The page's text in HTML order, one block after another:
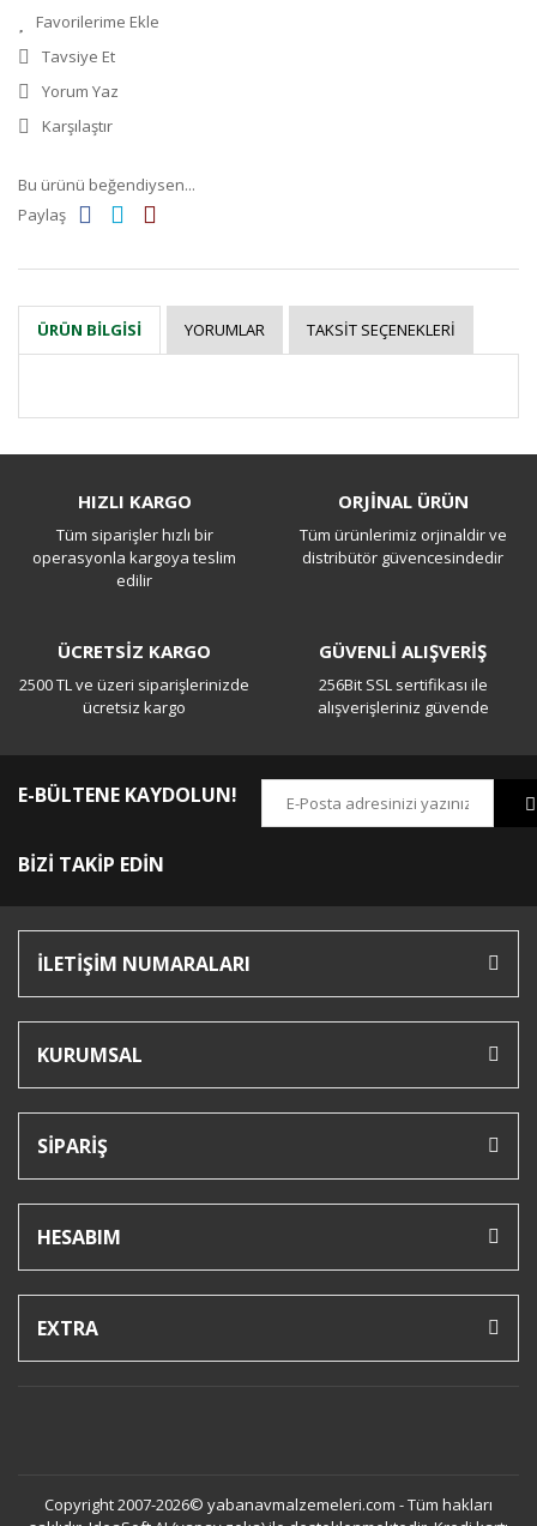
Tavsiye Et
Yorum Yaz
Karşılaştır
Bu ürünü beğendiysen...
Paylaş
ÜRÜN BILGISI YORUMLAR TAKSIT SEÇENEKLERI
Yorum Yaz
HIZLI KARGO
Tüm siparişler hızlı bir
operasyonla kargoya teslim
edilir
ORJİNAL ÜRÜN
Tüm ürünlerimiz orjinaldir ve
distribütör güvencesindedir
ÜCRETSİZ KARGO
2500 TL ve üzeri siparişlerinizde
ücretsiz kargo
GÜVENLİ ALIŞVERİŞ
256Bit SSL sertifikası ile
alışverişleriniz güvende
E-BÜLTENE KAYDOLUN!
BİZİ TAKİP EDİN
İLETİŞİM NUMARALARI
KURUMSAL
SİPARİŞ
HESABIM
EXTRA
Copyright 2007-2026© yabanavmalzemeleri.com - Tüm hakları